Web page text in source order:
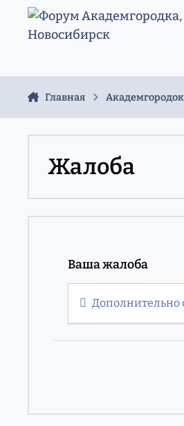
Перейти к содержанию
Главная
Жалоба
Ваша жалоба
Дополнительно